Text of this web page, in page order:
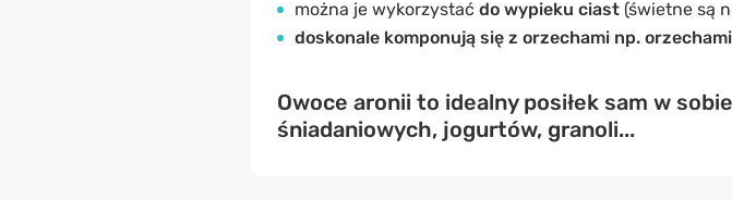
można je wykorzystać do wypieku ciast(świetne są
doskonale komponują się z orzechami np.
Owoce aronii to idealny posiłek sam w
śniadaniowych, jogurtów, granoli...